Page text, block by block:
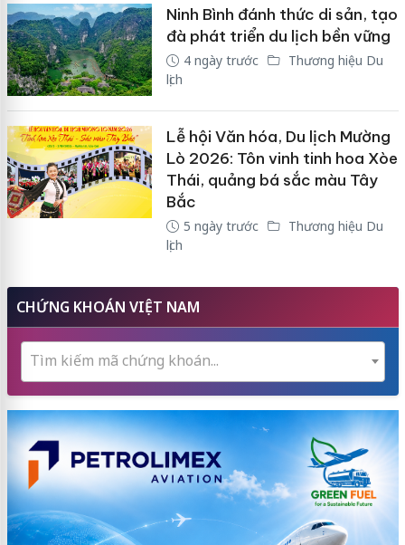
Ninh Bình đánh thức di sản, tạo
đà phát triển du lịch bền vững
4 ngày trước
Thương hiệu Du
lịch
Lễ hội Văn hóa, Du lịch Mường
Lò 2026: Tôn vinh tinh hoa Xòe
Thái, quảng bá sắc màu Tây
Bắc
5 ngày trước
Thương hiệu Du
lịch
CHỨNG KHOÁN VIỆT NAM
Tìm kiếm mã chứng khoán...